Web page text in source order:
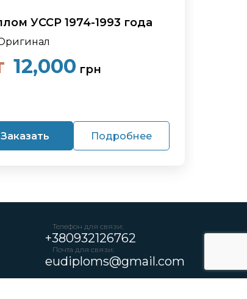
УССР 1974-1993 года
12,000 грн
Заказать Подробнее
Телефон для связи:
+380932126762
Почта для связи:
eudiploms@gmail.com